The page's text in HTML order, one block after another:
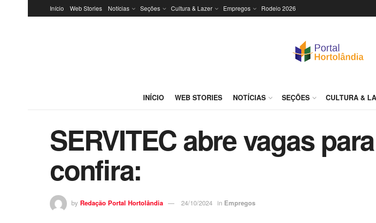
Início Web Stories Notícias Seções Cultura & Lazer Empregos Rodeio 2026
INÍCIO WEB STORIES NOTÍCIAS SEÇÕES CULTURA &
SERVITEC abre vagas
confira:
by Redação Portal Hortolândia 24/10/2024 in Empregos